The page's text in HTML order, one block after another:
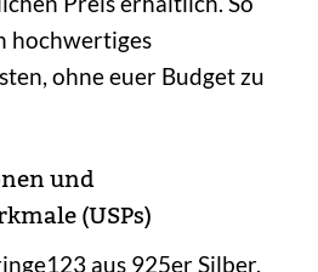
hochwertiges
ohne euer Budget zu
und
(USPs)
aus 925er Silber,